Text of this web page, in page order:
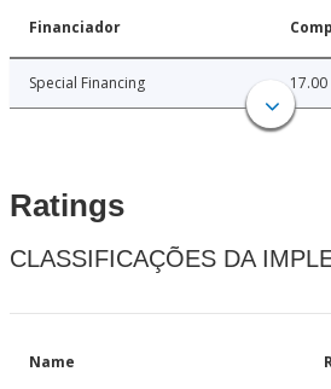
Financiador
Special Financing 17.00
Ratings
CLASSIFICAÇÕES DA
Name